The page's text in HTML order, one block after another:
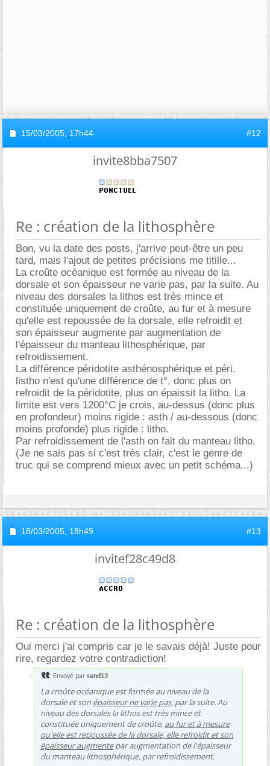
15/03/2005, 17h44 #12
invite8bba7507
Re : création de la lithosphère
Bon, vu la date des posts, j'arrive peut-être un peu
tard, mais l'ajout de petites précisions me titille...
La croûte océanique est formée au niveau de la
dorsale et son épaisseur ne varie pas, par la suite. Au
niveau des dorsales la lithos est très mince et
constituée uniquement de croûte, au fur et à mesure
qu'elle est repoussée de la dorsale, elle refroidit et
son épaisseur augmente par augmentation de
l'épaisseur du manteau lithosphérique, par
refroidissement.
La différence péridotite asthénosphérique et péri.
listho n'est qu'une différence de t°, donc plus on
refroidit de la péridotite, plus on épaissit la litho. La
limite est vers 1200°C je crois, au-dessus (donc plus
en profondeur) moins rigide : asth / au-dessous (donc
moins profonde) plus rigide : litho.
Par refroidissement de l'asth on fait du manteau litho.
(Je ne sais pas si c'est très clair, c'est le genre de
truc qui se comprend mieux avec un petit schéma...)
18/03/2005, 18h49 #13
invitef28c49d8
Re : création de la lithosphère
Oui merci j'ai compris car je le savais déjà! Juste pour
rire, regardez votre contradiction!
Envoyé par sand13
La croûte océanique est formée au niveau de la
dorsale et son épaisseur ne varie pas, par la suite. Au
niveau des dorsales la lithos est très mince et
constituée uniquement de croûte, au fur et à mesure
qu'elle est repoussée de la dorsale, elle refroidit et son
épaisseur augmentepar augmentation de l'épaisseur
du manteau lithosphérique, par refroidissement.